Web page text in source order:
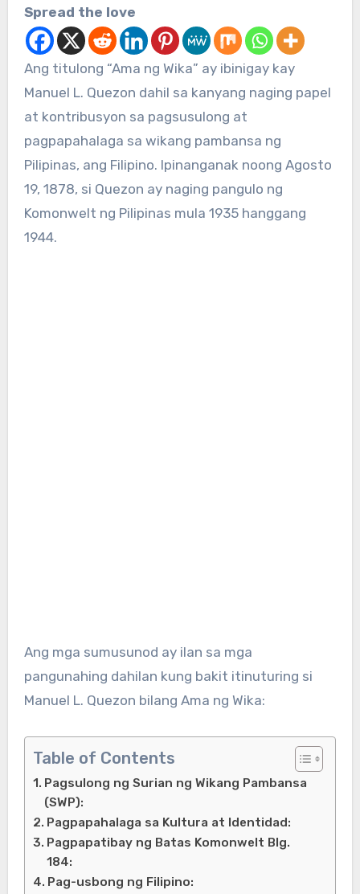
Spread the love
Ang titulong “Ama ng Wika” ay ibinigay kay
Manuel L. Quezon dahil sa kanyang naging papel
at kontribusyon sa pagsusulong at
pagpapahalaga sa wikang pambansa ng
Pilipinas, ang Filipino. Ipinanganak noong Agosto
19, 1878, si Quezon ay naging pangulo ng
Komonwelt ng Pilipinas mula 1935 hanggang
1944.
Ang mga sumusunod ay ilan sa mga
pangunahing dahilan kung bakit itinuturing si
Manuel L. Quezon bilang Ama ng Wika:
Table of Contents
Pagsulong ng Surian ng Wikang Pambansa
(SWP):
Pagpapahalaga sa Kultura at Identidad:
Pagpapatibay ng Batas Komonwelt Blg.
184:
Pag-usbong ng Filipino: